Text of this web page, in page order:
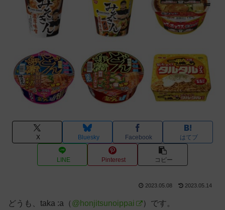
X Bluesky Facebook はてブ
LINE Pinterest コピー
2023.05.08 2023.05.14
どうも、taka :a（ @honjitsunoippai ）です。